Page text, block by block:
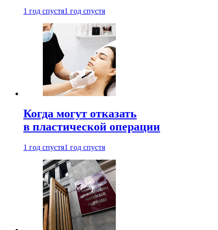
1 год спустя1 год спустя
Когда могут отказать
в пластической операции
1 год спустя1 год спустя